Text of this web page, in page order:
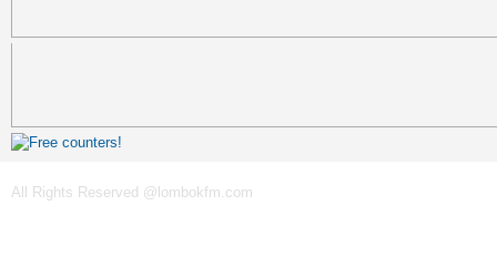
All Rights Reserved @lombokfm.com